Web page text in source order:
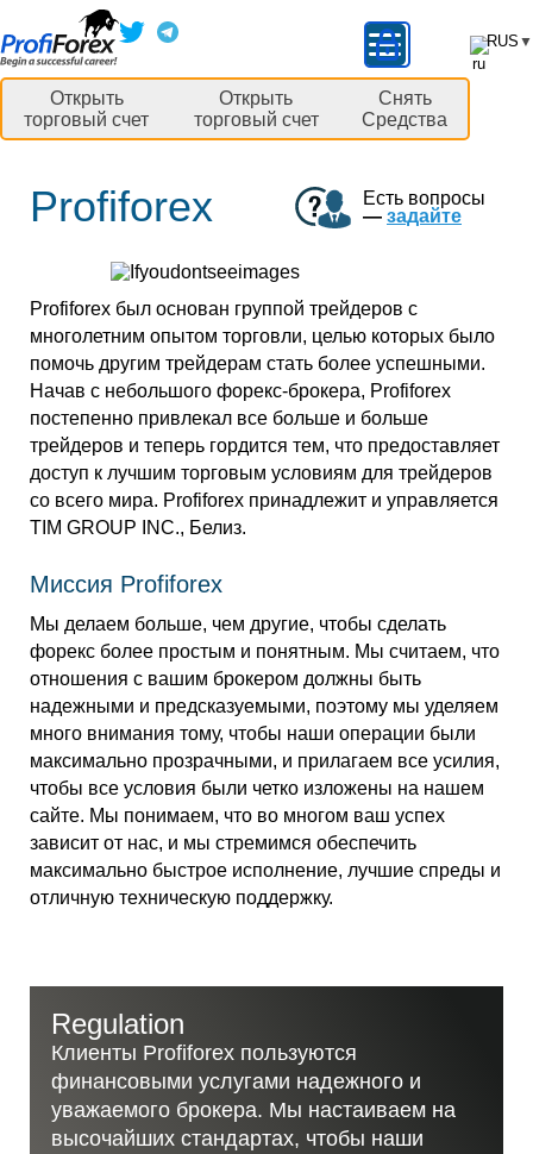
Открыть
торговый счет
Открыть
торговый счет
Снять
Средства
RUS ▼
Profiforex
Есть вопросы
— задайте
Profiforex был основан группой трейдеров с
многолетним опытом торговли, целью которых было
помочь другим трейдерам стать более успешными.
Начав с небольшого форекс-брокера, Profiforex
постепенно привлекал все больше и больше
трейдеров и теперь гордится тем, что предоставляет
доступ к лучшим торговым условиям для трейдеров
со всего мира. Profiforex принадлежит и управляется
TIM GROUP INC., Белиз.
Миссия Profiforex
Мы делаем больше, чем другие, чтобы сделать
форекс более простым и понятным. Мы считаем, что
отношения с вашим брокером должны быть
надежными и предсказуемыми, поэтому мы уделяем
много внимания тому, чтобы наши операции были
максимально прозрачными, и прилагаем все усилия,
чтобы все условия были четко изложены на нашем
сайте. Мы понимаем, что во многом ваш успех
зависит от нас, и мы стремимся обеспечить
максимально быстрое исполнение, лучшие спреды и
отличную техническую поддержку.
Regulation
Клиенты Profiforex пользуются
финансовыми услугами надежного и
уважаемого брокера. Мы настаиваем на
высочайших стандартах, чтобы наши